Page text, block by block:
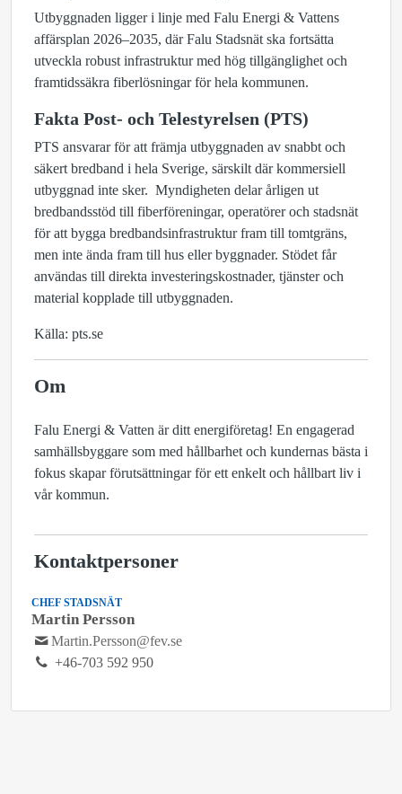
Utbyggnaden ligger i linje med Falu Energi & Vattens
affärsplan 2026–2035, där Falu Stadsnät ska fortsätta
utveckla robust infrastruktur med hög tillgänglighet och
framtidssäkra fiberlösningar för hela kommunen.
Fakta Post- och Telestyrelsen (PTS)
PTS ansvarar för att främja utbyggnaden av snabbt och
säkert bredband i hela Sverige, särskilt där kommersiell
utbyggnad inte sker. Myndigheten delar årligen ut
bredbandsstöd till fiberföreningar, operatörer och stadsnät
för att bygga bredbandsinfrastruktur fram till tomtgräns,
men inte ända fram till hus eller byggnader. Stödet får
användas till direkta investeringskostnader, tjänster och
material kopplade till utbyggnaden.
Källa: pts.se
Om
Falu Energi & Vatten är ditt energiföretag! En engagerad
samhällsbyggare som med hållbarhet och kundernas bästa i
fokus skapar förutsättningar för ett enkelt och hållbart liv i
vår kommun.
Kontaktpersoner
CHEF STADSNÄT
Martin Persson
Martin.Persson@fev.se
+46-703 592 950